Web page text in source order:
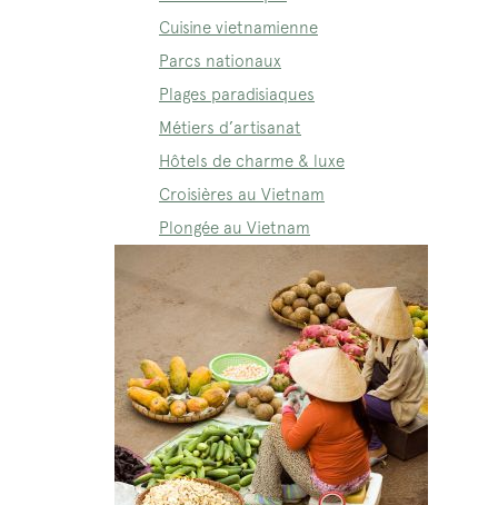
Cuisine vietnamienne
Parcs nationaux
Plages paradisiaques
Métiers d’artisanat
Hôtels de charme & luxe
Croisières au Vietnam
Plongée au Vietnam